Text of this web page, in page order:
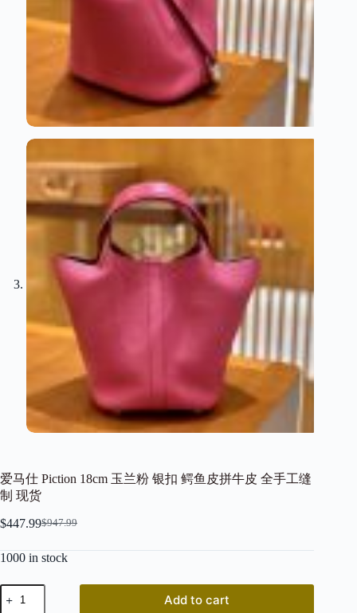
爱马仕 Piction 18cm 玉兰粉 银扣 鳄鱼皮拼牛皮 全手工缝
制 现货
$947.99
Original
was:
$447.99Current
is:
1000 in stock
爱
马
Add to cart